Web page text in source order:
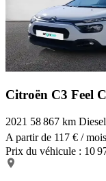
Citroën C3 Feel
2021 58 867 km Diesel
A partir de 117 € / mois
Prix du véhicule : 10